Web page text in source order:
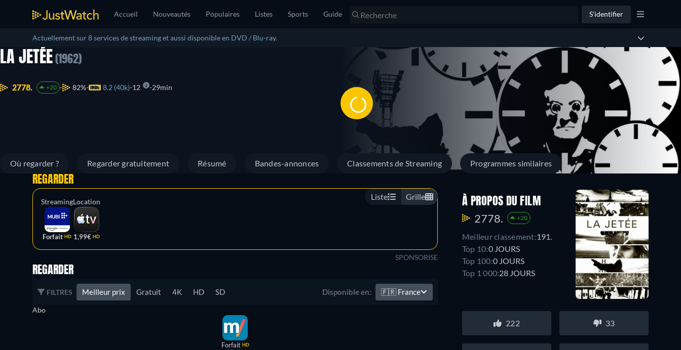
Accueil Nouveautés Populaires Listes Sports Guide S'identifier
Actuellement sur 8 services de streaming et aussi disponible en DVD / Blu-ray.
LA JETÉE (1962)
2778. +20 82% 8.2 (40k) 12 29min
Où regarder ? Regarder gratuitement Résumé Bandes-annonces Classements de Streaming Programmes similaires
Liste Grille
REGARDER
Streaming
Forfait HD
Location
1,99€ HD
SPONSORISE
REGARDER
FILTRES Meilleur prix Gratuit 4K HD SD Disponible en: 🇫🇷 France
Abo
Forfait HD
À PROPOS DU FILM
2778. +20
Meilleur classement:191.
Top 10:0 JOURS
Top 100:0 JOURS
Top 1 000:28 JOURS
222 33